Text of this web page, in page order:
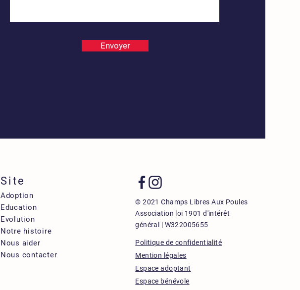
Envoyer
Site
Adoption
Education
Evolution
Notre histoire
Nous aider
Nous contacter
© 2021 Champs Libres Aux Poules
Association loi 1901d'intérêt
général | W322005655
Politique de confidentialité
Mention légales
Espace adoptant
Espace bénévole